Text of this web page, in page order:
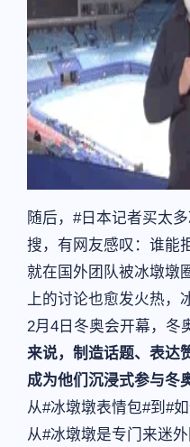
随后，#日本记者买太
搜，有网友感叹：谁能
就在国外团队被冰墩墩
上的讨论也愈发火热，
2月4日冬奥会开幕，冬
来说，制造话题、表达
成为他们沉浸式参与冬
从#冰墩墩表情包#到#
从#冰墩墩是专门来迷